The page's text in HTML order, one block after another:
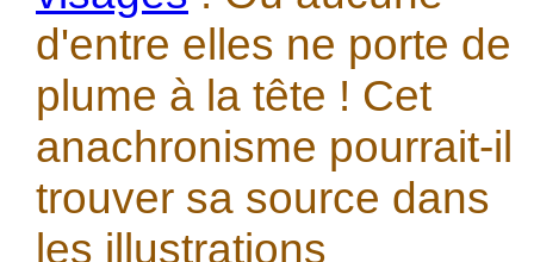
d'entre elles ne porte de
plume à la tête ! Cet
anachronisme pourrait-il
trouver sa source dans
les illustrations